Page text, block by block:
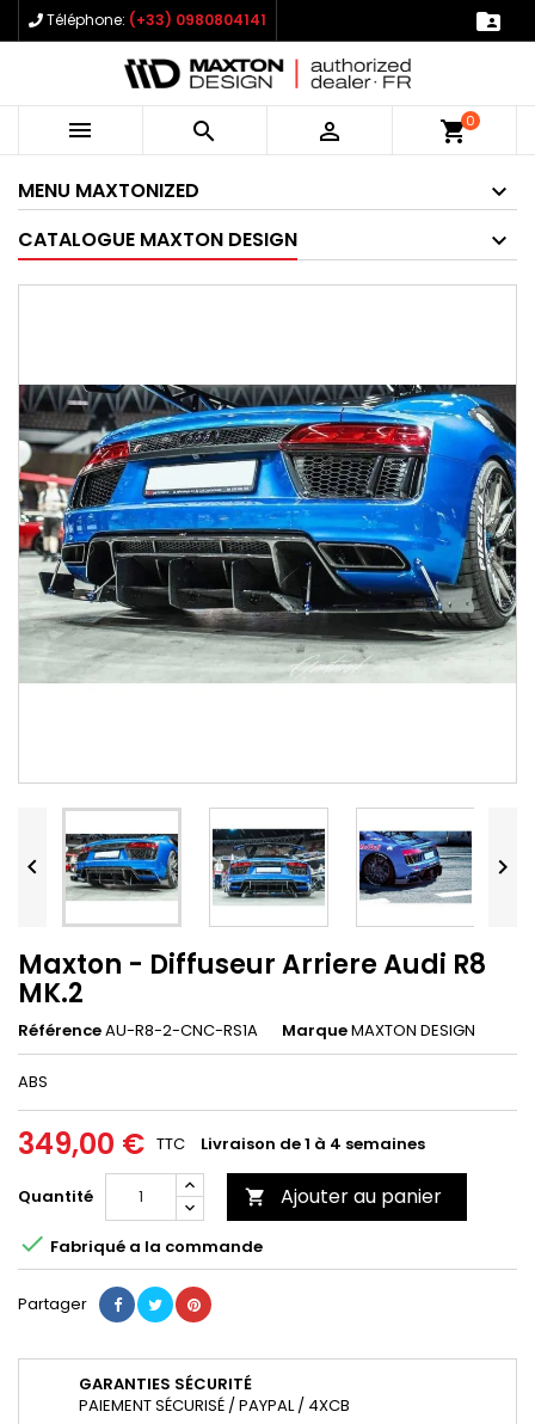
Téléphone: (+33) 0980804141 
   shopping_cart0
MENU MAXTONIZED
CATALOGUE MAXTON DESIGN
 
Maxton - Diffuseur Arriere Audi R8
MK.2
RéférenceAU-R8-2-CNC-RS1A MarqueMAXTON DESIGN
ABS
349,00 € TTC Livraison de 1 à 4 semaines
Quantité  Ajouter au panier
 Fabriqué a la commande
Partager
GARANTIES SÉCURITÉ
PAIEMENT SÉCURISÉ / PAYPAL / 4XCB